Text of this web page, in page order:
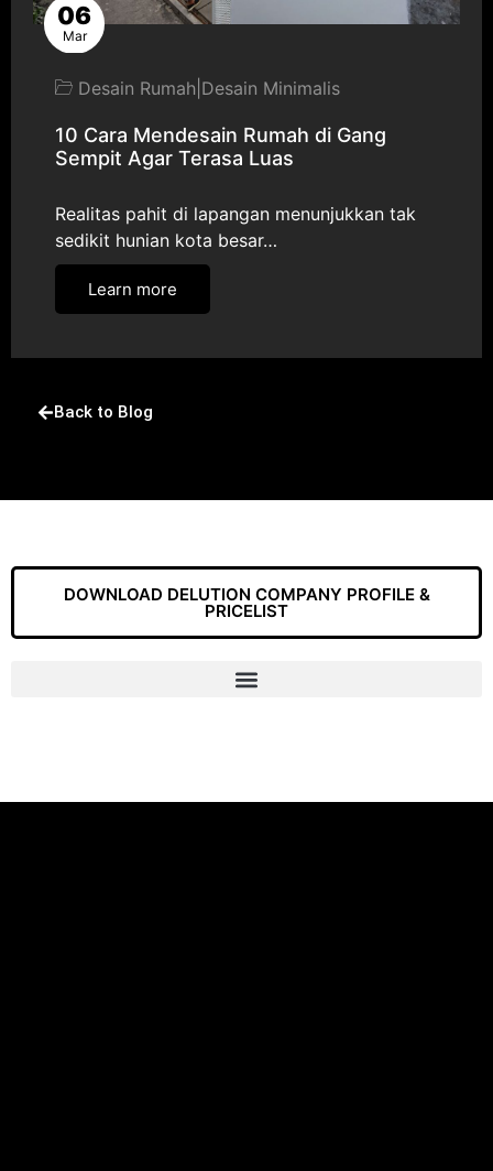
06
Mar
Desain Rumah Desain Minimalis
10 Cara Mendesain Rumah di Gang
Sempit Agar Terasa Luas
Realitas pahit di lapangan menunjukkan tak
sedikit hunian kota besar…
Learn more
Back to Blog
DOWNLOAD DELUTION COMPANY PROFILE &
PRICELIST